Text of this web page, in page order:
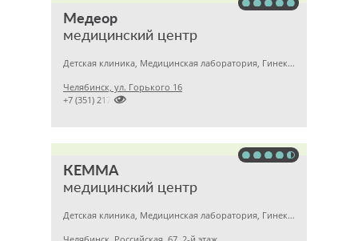
Медеор
медицинский центр
Детская клиника, Медицинская лаборатория, Гинекология
Челябинск, ул. Горького 16

+7 (351) 2172376
КЕММА
медицинский центр
Детская клиника, Медицинская лаборатория, Гинекология